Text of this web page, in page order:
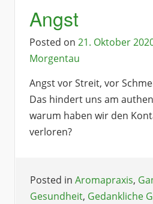
Angst
Posted on 21. Oktober
Morgentau
Angst vor Streit, vor
Das hindert uns am
warum haben wir den
verloren?
Posted in Aromapraxis,
Gesundheit, Gedankliche